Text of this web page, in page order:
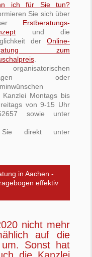
ich für Sie tun?
Sie sich über
Erstberatungs-
und die
der Online-
zum
.
organisatorischen
oder
Montags bis
von 9-15 Uhr
sowie unter
Sie direkt unter
in Aachen -
effektiv
nicht mehr
auf die
Sonst hat